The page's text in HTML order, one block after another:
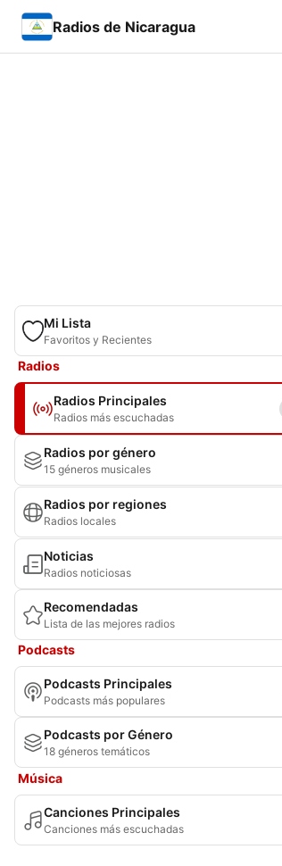
Radios de Nicaragua
Mi Lista
Favoritos y Recientes
Radios
Radios Principales
Radios más escuchadas
Radios por género
15 géneros musicales
Radios por regiones
Radios locales
Noticias
Radios noticiosas
Recomendadas
Lista de las mejores radios
Podcasts
Podcasts Principales
Podcasts más populares
Podcasts por Género
18 géneros temáticos
Música
Canciones Principales
Canciones más escuchadas